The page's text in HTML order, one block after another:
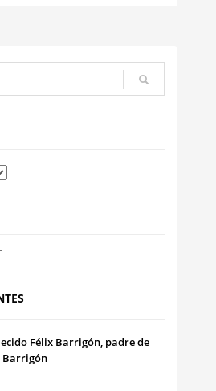
Félix Barrigón, padre de
Barrigón